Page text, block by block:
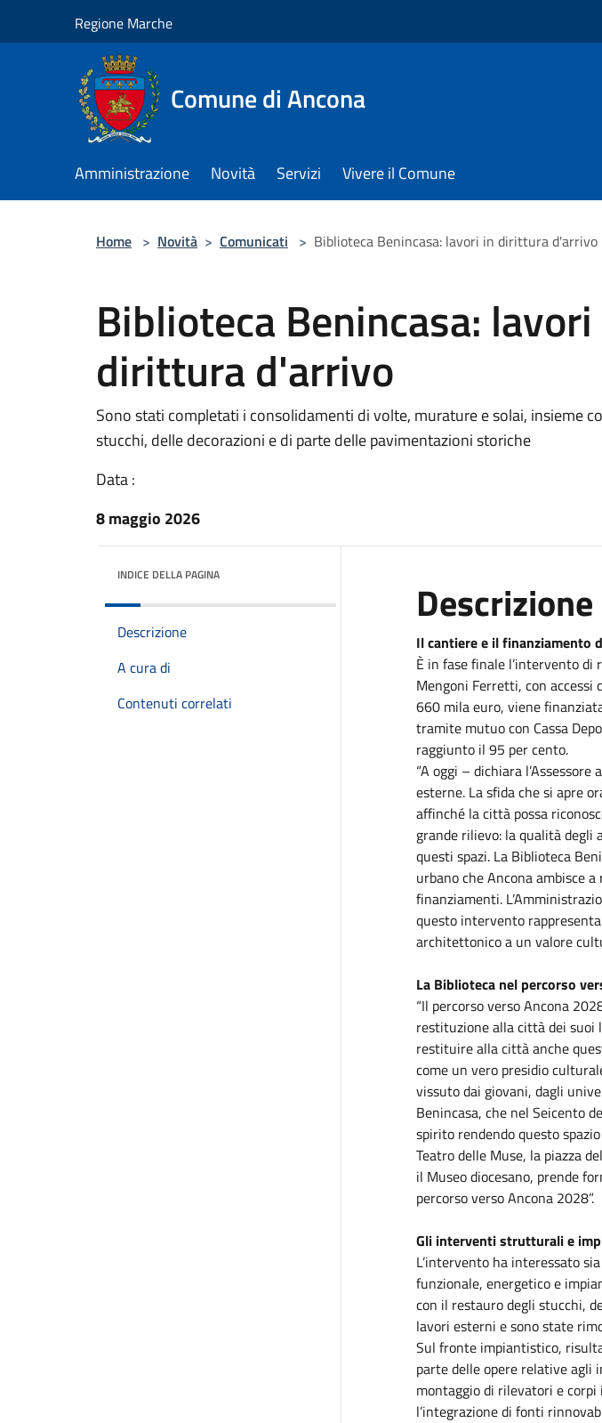
Regione Marche
Comune di Ancona
Amministrazione Novità Servizi Vivere il Comune
Home > Novità > Comunicati > Biblioteca Benincasa: lavori in dirittura d'arrivo
Biblioteca Benincasa:
dirittura d'arrivo
Sono stati completati i consolidamenti di volte, murature e solai, insieme
stucchi, delle decorazioni e di parte delle pavimentazioni storiche
Data :
8 maggio 2026
INDICE DELLA PAGINA
Descrizione
A cura di
Contenuti correlati
Descrizione
Il cantiere e il finanziamento
È in fase finale l’intervento di
Mengoni Ferretti, con accessi
660 mila euro, viene
tramite mutuo con Cassa
raggiunto il 95 per cento.
“A oggi – dichiara l’Assessore
esterne. La sfida che si apre
affinché la città possa
grande rilievo: la qualità
questi spazi. La Biblioteca
urbano che Ancona ambisce
finanziamenti.
questo intervento
architettonico a un valore
La Biblioteca nel percorso
“Il percorso verso Ancona
restituzione alla città dei suoi
restituire alla città anche
come un vero presidio
vissuto dai giovani, dagli
Benincasa, che nel Seicento
spirito rendendo questo
Teatro delle Muse, la piazza
il Museo diocesano, prende
percorso verso Ancona 2028”.
Gli interventi strutturali e
L’intervento ha interessato
funzionale, energetico e
con il restauro degli stucchi,
lavori esterni e sono state
Sul fronte impiantistico,
parte delle opere relative
montaggio di rilevatori e
l’integrazione di fonti